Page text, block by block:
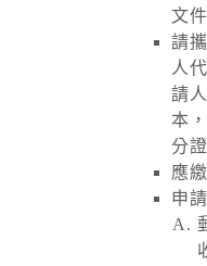
文件
請
人
請
本
分
應
申